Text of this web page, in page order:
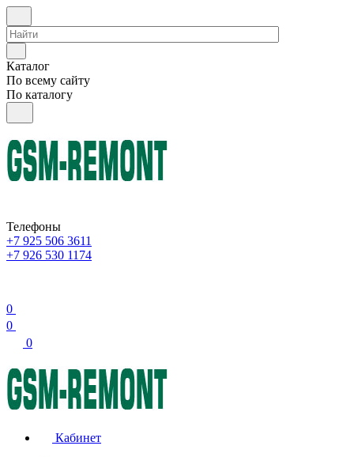
Каталог
По всему сайту
По каталогу
Телефоны
+7 925 506 3611
+7 926 530 1174
0
0
0
Кабинет